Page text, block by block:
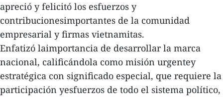
apreció y felicitó los esfuerzos y
contribucionesimportantes de la comunidad
empresarial y firmas vietnamitas.
Enfatizó laimportancia de desarrollar la marca
nacional, calificándola como misión urgentey
estratégica con significado especial, que requiere la
participación yesfuerzos de todo el sistema político,